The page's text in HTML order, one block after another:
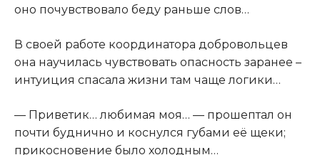
оно почувствовало беду раньше слов…
В своей работе координатора добровольцев
она научилась чувствовать опасность заранее –
интуиция спасала жизни там чаще логики…
— Приветик… любимая моя… — прошептал он
почти буднично и коснулся губами её щеки;
прикосновение было холодным…